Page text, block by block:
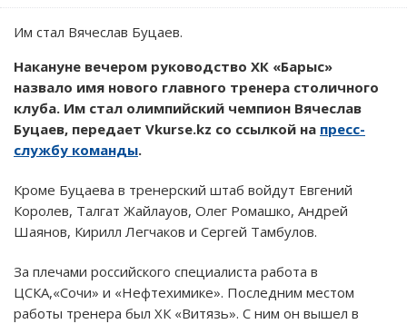
Им стал Вячеслав Буцаев.
Накануне вечером руководство ХК «Барыс»
назвало имя нового главного тренера столичного
клуба. Им стал олимпийский чемпион Вячеслав
Буцаев, передает Vkurse.kz со ссылкой на пресс-
службу команды.
Кроме Буцаева в тренерский штаб войдут Евгений
Королев, Талгат Жайлауов, Олег Ромашко, Андрей
Шаянов, Кирилл Легчаков и Сергей Тамбулов.
За плечами российского специалиста работа в
ЦСКА,«Сочи» и «Нефтехимике». Последним местом
работы тренера был ХК «Витязь». С ним он вышел в